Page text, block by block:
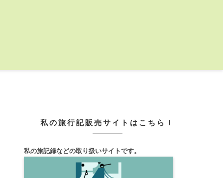
私の旅行記販売サイトはこちら！
私の旅記録などの取り扱いサイトです。